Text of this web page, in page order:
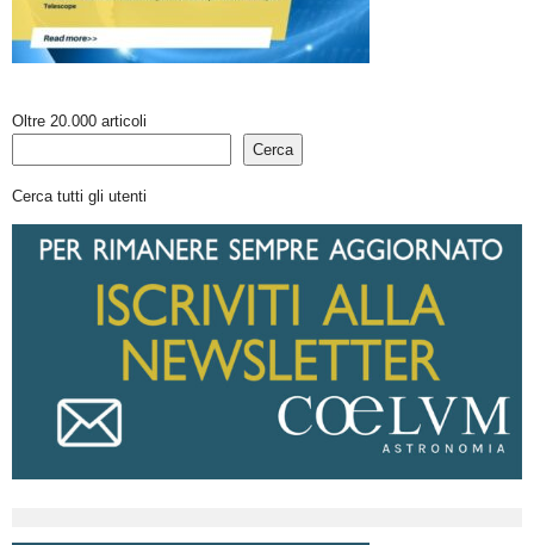
Oltre 20.000 articoli
Cerca
Cerca tutti gli utenti